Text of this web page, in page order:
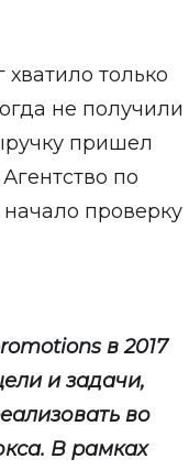
только
не получили
пришел
по
проверку
в 2017
и задачи,
во
В рамках